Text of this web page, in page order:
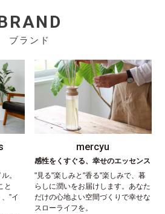
ブランド
。
と
”イ
mercyu
感性をくすぐる、幸せのエッセンス
"見る"楽しみと"香る"楽しみで、暮
らしに潤いをお届けします。あなた
だけの心地よい空間づくりで幸せな
スローライフを。